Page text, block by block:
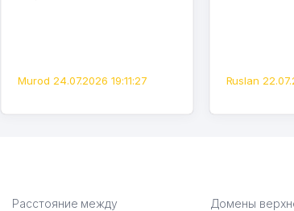
Murod 24.07.2026 19:11:27 Ruslan
Расстояние между
Домены